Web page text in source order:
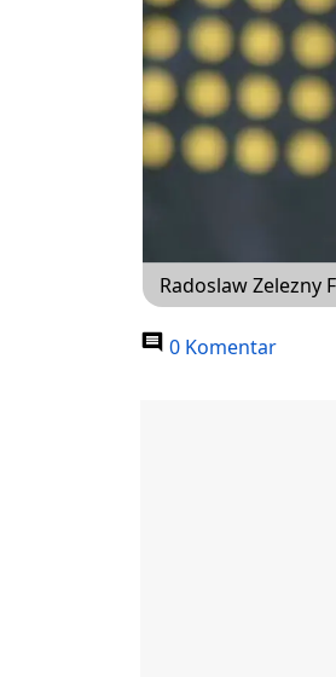
Radoslaw Zelezny
0 Komentar